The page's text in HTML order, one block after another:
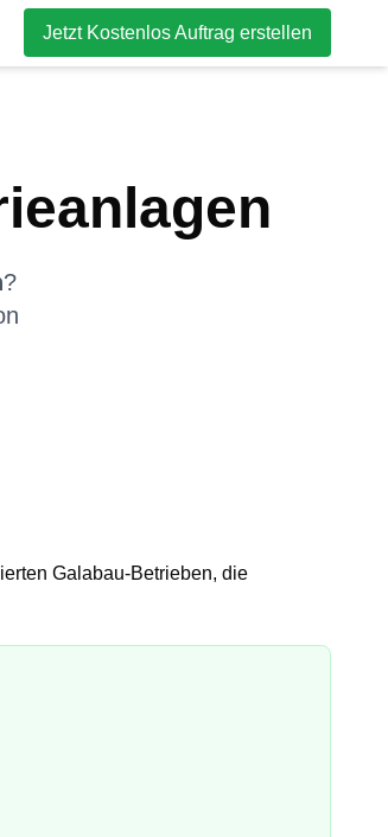
Jetzt Kostenlos Auftrag erstellen
?
Galabau-Betrieben, die